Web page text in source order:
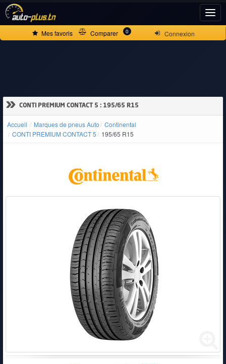
Connexion
Mes favoris Comparer 0
» CONTI PREMIUM CONTACT 5 : 195/65 R15
Accueil Marques de pneus Auto
Continental
CONTI PREMIUM CONTACT 5
195/65 R15
ACCUEIL
NEUVES